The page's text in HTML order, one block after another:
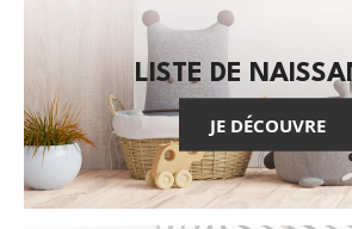
LISTE DE
JE DÉCOUVRE